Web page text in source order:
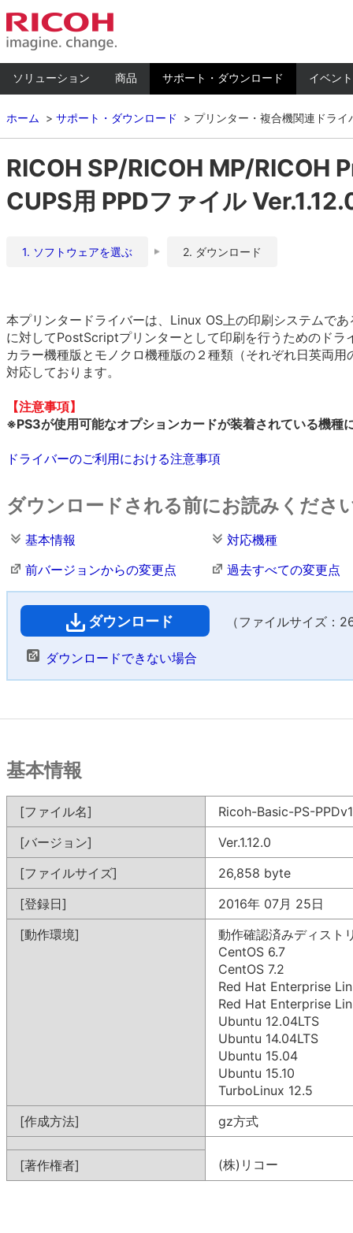
ソリューション 商品 サポート・ダウンロード イベン
ホーム サポート・ダウンロード プリンター・複合機関連ドライ
RICOH SP/RICOH MP/RICOH
CUPS用 PPDファイル
1. ソフトウェアを選ぶ 2. ダウンロード
本プリンタードライバーは、Linux OS上の印刷システムで
に対してPostScriptプリンターとして印刷を行うためのドラ
カラー機種版とモノクロ機種版の２種類（それぞれ日英両
対応しております。
【注意事項】
※PS3が使用可能なオプションカードが装着されている機種
ドライバーのご利用における注意事項
ダウンロードされる前にお読みくださ
基本情報
対応機種
前バージョンからの変更点
過去すべての変更点
ダウンロード （ファイルサイズ：
ダウンロードできない場合
基本情報
[ファイル名]
Ricoh-Basic-PS-
[バージョン]
Ver.1.12.0
[ファイルサイズ]
26,858 byte
[登録日]
2016年 07月 25日
[動作環境]
動作確認済みディスト
CentOS 6.7
CentOS 7.2
Red Hat Enterprise
Red Hat Enterprise
Ubuntu 12.04LTS
Ubuntu 14.04LTS
Ubuntu 15.04
Ubuntu 15.10
TurboLinux 12.5
[作成方法]
gz方式
[著作権者] (株)リコー